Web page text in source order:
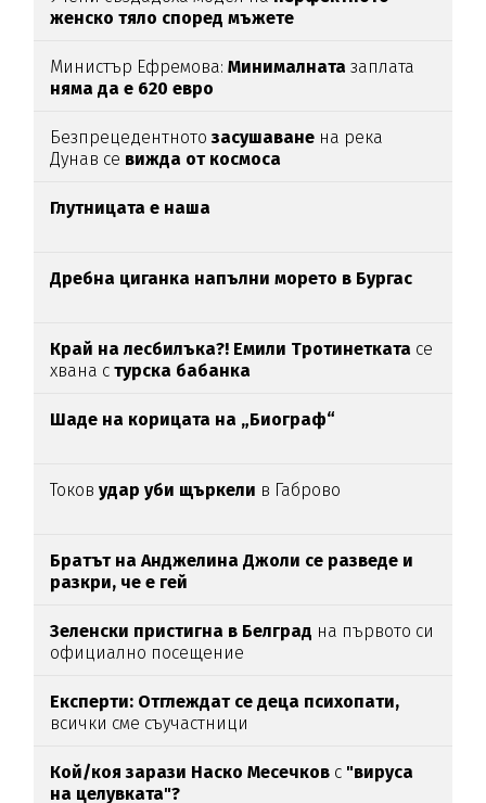
женско тяло според мъжете
Министър Ефремова:Минималната заплата
няма да е 620 евро
Безпрецедентнотозасушаване на река
Дунав се вижда от космоса
Глутницата е наша
Дребна циганка напълни морето в Бургас
Край на лесбилъка?! Емили Тротинетката се
хвана с турска бабанка
Шаде на корицата на „Биограф“
Токовудар уби щъркели в Габрово
Братът на Анджелина Джоли се разведе и
разкри, че е гей
Зеленски пристигна в Белград на първото си
официално посещение
Експерти: Отглеждат се деца психопати,
всички сме съучастници
Кой/коя зарази Наско Месечков с "вируса
на целувката"?